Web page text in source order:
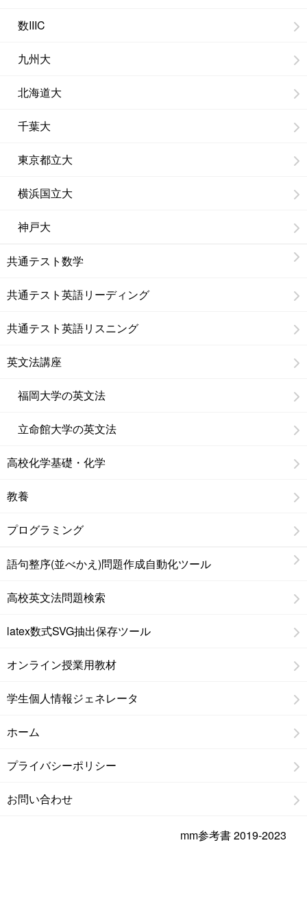
数IIIC
九州大
北海道大
千葉大
東京都立大
横浜国立大
神戸大
共通テスト数学
共通テスト英語リーディング
共通テスト英語リスニング
英文法講座
福岡大学の英文法
立命館大学の英文法
高校化学基礎・化学
教養
プログラミング
語句整序(並べかえ)問題作成自動化ツール
高校英文法問題検索
latex数式SVG抽出保存ツール
オンライン授業用教材
学生個人情報ジェネレータ
ホーム
プライバシーポリシー
お問い合わせ
mm参考書 2019-2023